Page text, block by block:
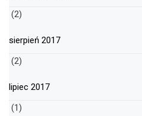
(2)
sierpień 2017
(2)
lipiec 2017
(1)